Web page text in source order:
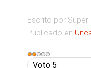
Escrito por Super
Publicado en
Ratio:2/5
Por